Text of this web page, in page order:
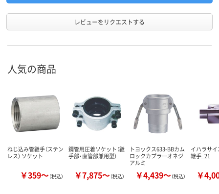
レビューをリクエストする
人気の商品
ねじ込み管継手（ステン
レス） ソケット
￥359～（税込）
鋼管用圧着ソケット（継
手部・直管部兼用型）
￥7,875～（税込）
トヨックス633-BBカム
ロックカプラーオネジ
アルミ
￥4,439～（税込）
イハラサ
継手_21
￥